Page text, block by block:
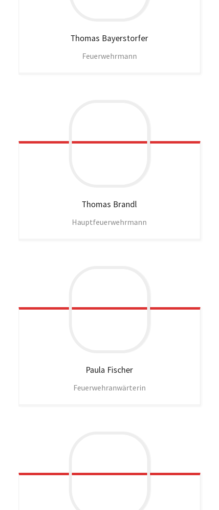
Thomas Bayerstorfer
Feuerwehrmann
Thomas Brandl
Hauptfeuerwehrmann
Paula Fischer
Feuerwehranwärterin